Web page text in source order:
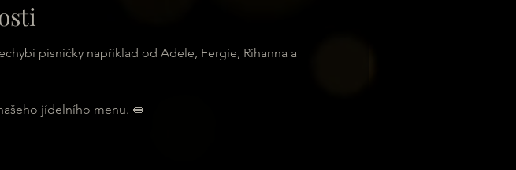
písničky například od Adele, Fergie, Rihanna a
jídelního menu. 🥪